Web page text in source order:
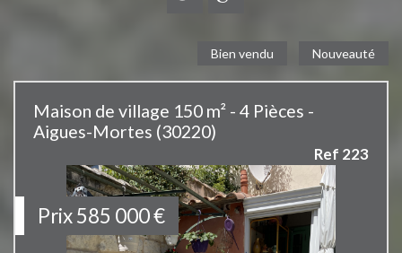
Bien vendu Nouveauté
Maison de village 150 m² - 4 Pièces -
Aigues-Mortes (30220)
Ref 223
Prix585 000€